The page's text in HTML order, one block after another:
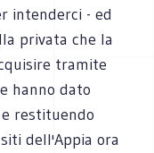
intenderci - ed
privata che la
tramite
hanno dato
restituendo
dell'Appia ora